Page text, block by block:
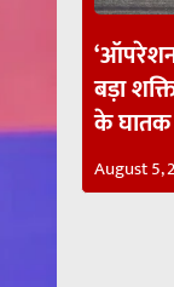
बड़ा
के
August 5,